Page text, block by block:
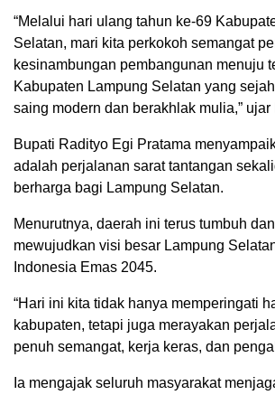
“Melalui hari ulang tahun ke-69
Selatan, mari kita perkokoh semangat
kesinambungan pembangunan menuju
Kabupaten Lampung Selatan yang
saing modern dan berakhlak mulia,” ujar
Bupati Radityo Egi Pratama
adalah perjalanan sarat tantangan
berharga bagi Lampung Selatan.
Menurutnya, daerah ini terus tumbuh
mewujudkan visi besar Lampung
Indonesia Emas 2045.
“Hari ini kita tidak hanya memperingati
kabupaten, tetapi juga merayakan
penuh semangat, kerja keras, dan
Ia mengajak seluruh masyarakat